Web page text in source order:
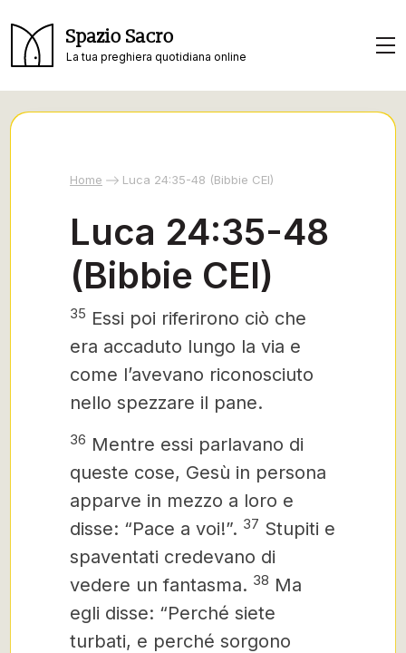
Spazio Sacro
La tua preghiera quotidiana online
Home Luca 24:35-48 (Bibbie CEI)
Luca 24:35-48
(Bibbie CEI)
35 Essi poi riferirono ciò che
era accaduto lungo la via e
come l’avevano riconosciuto
nello spezzare il pane.
36 Mentre essi parlavano di
queste cose, Gesù in persona
apparve in mezzo a loro e
disse: “Pace a voi!”. 37 Stupiti e
spaventati credevano di
vedere un fantasma. 38 Ma
egli disse: “Perché siete
turbati, e perché sorgono